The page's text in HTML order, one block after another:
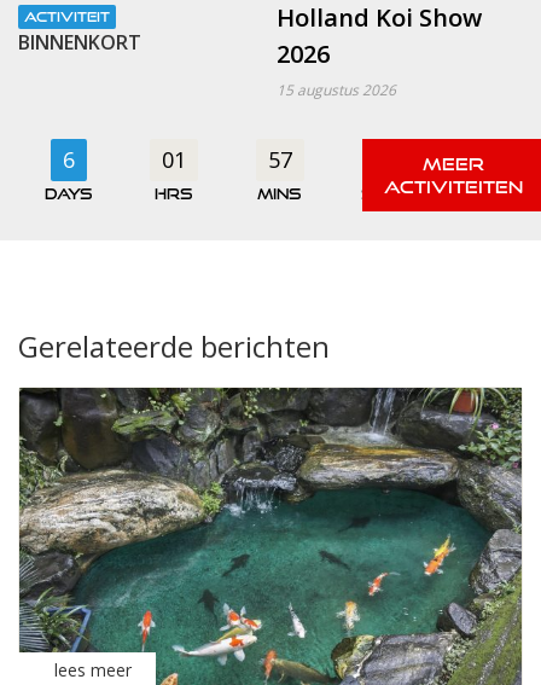
ACTIVITEIT
BINNENKORT
Holland Koi Show
2026
15 augustus 2026
6
days
01
hrs
57
mins secs
Gerelateerde berichten
lees meer